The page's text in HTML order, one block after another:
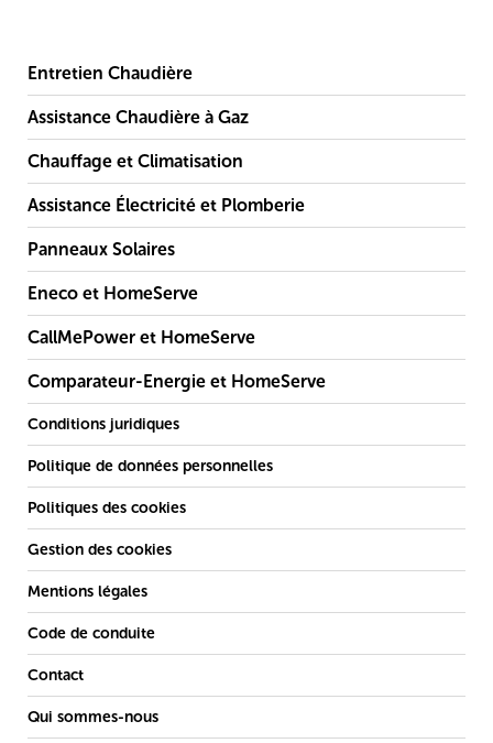
Entretien Chaudière
Assistance Chaudière à Gaz
Chauffage et Climatisation
Assistance Électricité et Plomberie
Panneaux Solaires
Eneco et HomeServe
CallMePower et HomeServe
Comparateur-Energie et HomeServe
Conditions juridiques
Politique de données personnelles
Politiques des cookies
Gestion des cookies
Mentions légales
Code de conduite
Contact
Qui sommes-nous